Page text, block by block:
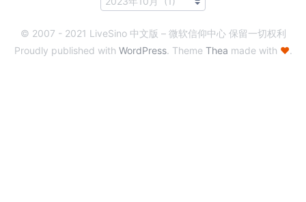
© 2007 - 2021 LiveSino 中文版 – 微软信仰中心 保留一切权利
Proudly published with WordPress. Theme Thea made with ♥.